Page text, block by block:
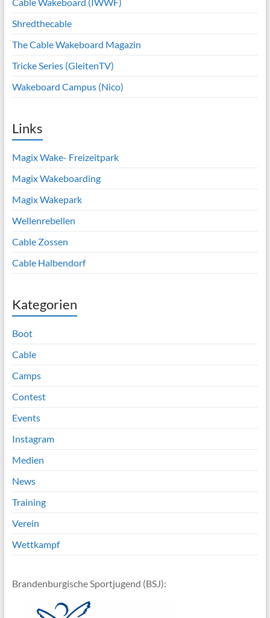
Shredthecable
The Cable Wakeboard Magazin
Tricke Series (GleitenTV)
Wakeboard Campus (Nico)
Links
Magix Wake- Freizeitpark
Magix Wakeboarding
Magix Wakepark
Wellenrebellen
Cable Zossen
Cable Halbendorf
Kategorien
Boot
Cable
Camps
Contest
Events
Instagram
Medien
News
Training
Verein
Wettkampf
Brandenburgische Sportjugend (BSJ):